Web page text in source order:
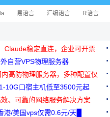
易语言 汇编语言 R语言
Claude稳定直连，企业可开票
自营VPS物理服务器
高防物理服务器，多种配置仅
10G口宿主机低至3500元起
、可靠的网络服务解决方案
港/美国vps仅需0.6元/天█